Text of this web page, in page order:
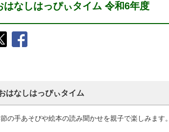
はなしはっぴぃタイム 令和6年度
はなしはっぴぃタイム
の手あそびや絵本の読み聞かせを親子で楽しみます。